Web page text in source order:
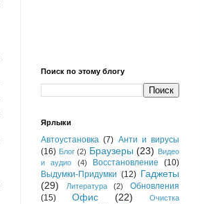
Поиск по этому блогу
Ярлыки
Автоустановка (7) Анти и вирусы
(16) Блог (2) Браузеры (23)
Видео
и аудио
(4) Восстановление
(10)
Выдумки-Придумки (12) Гаджеты
(29)
Литература (2)
Обновления
(15)
Офис (22)
Очистка